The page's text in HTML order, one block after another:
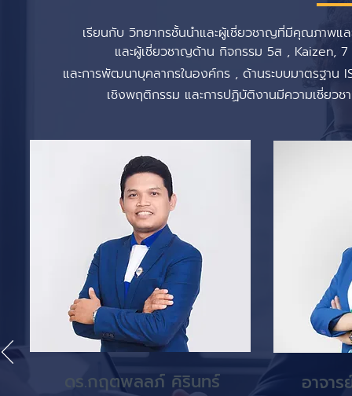
เรียนกับ วิทยากรชั้นนำและผู้เชี่ยวชาญที่มีคุณภาพแ
และผู้เชี่ยวชาญด้าน กิจกรรม 5ส , Kaizen,
และการพัฒนาบุคลากรในองค์กร , ด้านระบบมาตรฐาน
เชิงพฤติกรรม และการปฏิบัติงานมีความเชี่ยว
ดร.กฤตพลลภ์ คิรินทร์ อาจา